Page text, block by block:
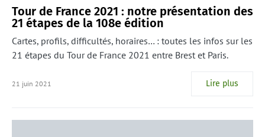
Tour de France 2021 : notre présentation des
21 étapes de la 108e édition
Cartes, profils, difficultés, horaires… : toutes les infos sur les
21 étapes du Tour de France 2021 entre Brest et Paris.
21 juin 2021 Lire plus